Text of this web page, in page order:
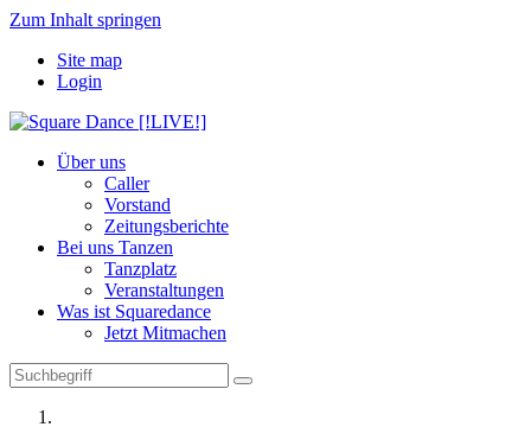
Zum Inhalt springen
Site map
Login
Über uns
Caller
Vorstand
Zeitungsberichte
Bei uns Tanzen
Tanzplatz
Veranstaltungen
Was ist Squaredance
Jetzt Mitmachen